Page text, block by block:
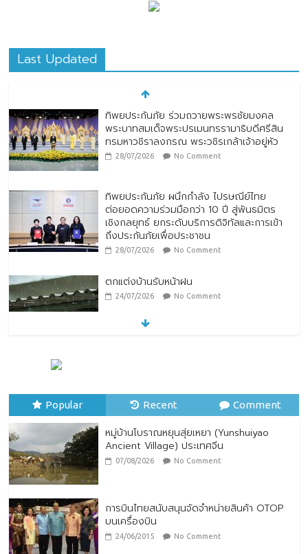
Last Updated
ทิพยประกันภัย ผนึกกำลัง ไปรษณีย์ไทย
ต่อยอดความร่วมมือกว่า 10 ปี สู่พันธมิตร
เชิงกลยุทธ์ ยกระดับบริการดิจิทัลและการเข้า
ถึงประกันภัยเพื่อประชาชน
ตกแต่งบ้านรับหน้าฝน
24/07/2026 No Comment
หมู่บ้านโบราณหยุนสุ่ยเหยา (Yunshuiyao
Ancient Village) ประเทศจีน
28/07/2026 No Comment
Popular Recent Comment
หมู่บ้านโบราณหยุนสุ่ยเหยา (Yunshuiyao
Ancient Village) ประเทศจีน
07/08/2026 No Comment
การบินไทยสนับสนุนจัดจำหน่ายสินค้า OTOP
บนเครื่องบิน
24/06/2015 No Comment